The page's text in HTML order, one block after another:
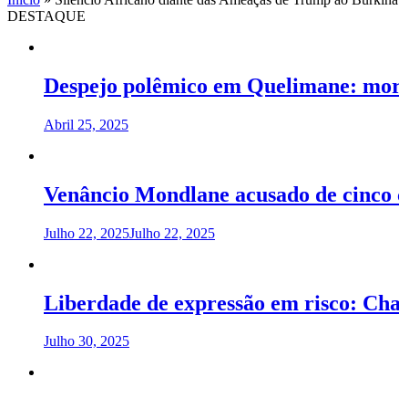
DESTAQUE
Despejo polêmico em Quelimane:
Abril 25, 2025
Venâncio Mondlane acusado de cinco
Julho 22, 2025Julho 22, 2025
Liberdade de expressão em risco:
Julho 30, 2025